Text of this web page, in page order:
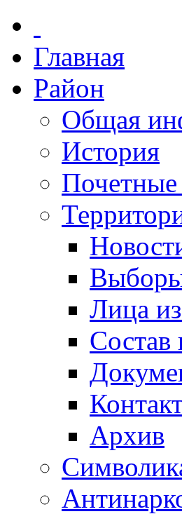
Главная
Район
Общая
История
Почетные
Лица
Состав
Архив